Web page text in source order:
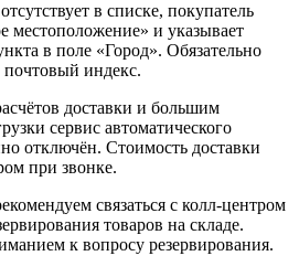
в списке, покупатель
местоположение» и указывает
в поле «Город». Обязательно
почтовый индекс.
доставки и большим
сервис автоматического
отключён. Стоимость доставки
при звонке.
связаться с колл‑центром
товаров на складе.
к вопросу резервирования.